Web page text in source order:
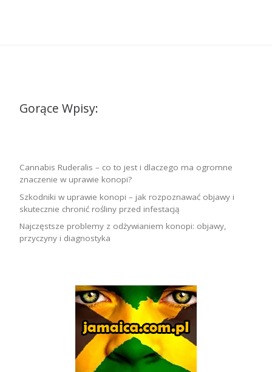
Gorące Wpisy:
Cannabis Ruderalis – co to jest i dlaczego ma ogromne
znaczenie w uprawie konopi?
Szkodniki w uprawie konopi – jak rozpoznawać objawy i
skutecznie chronić rośliny przed infestacją
Najczęstsze problemy z odżywianiem konopi: objawy,
przyczyny i diagnostyka